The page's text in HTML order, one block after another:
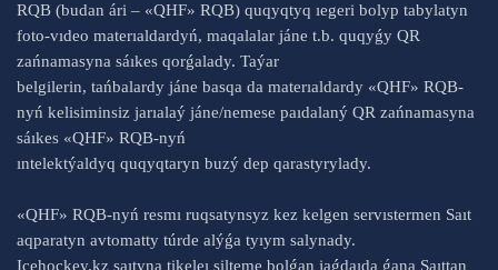
RQB (budan ári – «QHF» RQB) quqyqtyq ıegeri bolyp tabylatyn
foto-vıdeo materıaldardyń, maqalalar jáne t.b. quqyǵy QR
zańnamasyna sáıkes qorǵalady. Taýar
belgilerin, tańbalardy jáne basqa da materıaldardy «QHF» RQB-
nyń kelisiminsiz jarıalaý jáne/nemese paıdalaný QR zańnamasyna
sáıkes «QHF» RQB-nyń
ıntelektýaldyq quqyqtaryn buzý dep qarastyrylady.
«QHF» RQB-nyń resmı ruqsatynsyz kez kelgen servıstermen Saıt
aqparatyn avtomatty túrde alýǵa tyıym salynady.
Icehockey.kz saıtyna tikeleı silteme bolǵan jaǵdaıda ǵana Saıttan